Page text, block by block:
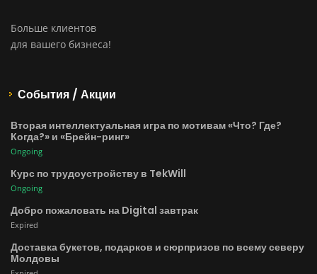
Больше клиентов
для вашего бизнеса!
События / Акции
Вторая интеллектуальная игра по мотивам «Что? Где?
Когда?» и «Брейн-ринг»
Ongoing
Курс по трудоустройству в TekWill
Ongoing
Добро пожаловать на Digital завтрак
Expired
Доставка букетов, подарков и сюрпризов по всему северу
Молдовы